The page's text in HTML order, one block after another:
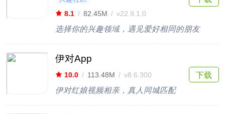
8.1 / 82.45M / v22.9.1.0
选择你的兴趣领域，遇见爱好相同的朋友
伊对App
10.0 / 113.48M / v8.6.300
伊对红娘视频相亲，真人同城匹配
下载